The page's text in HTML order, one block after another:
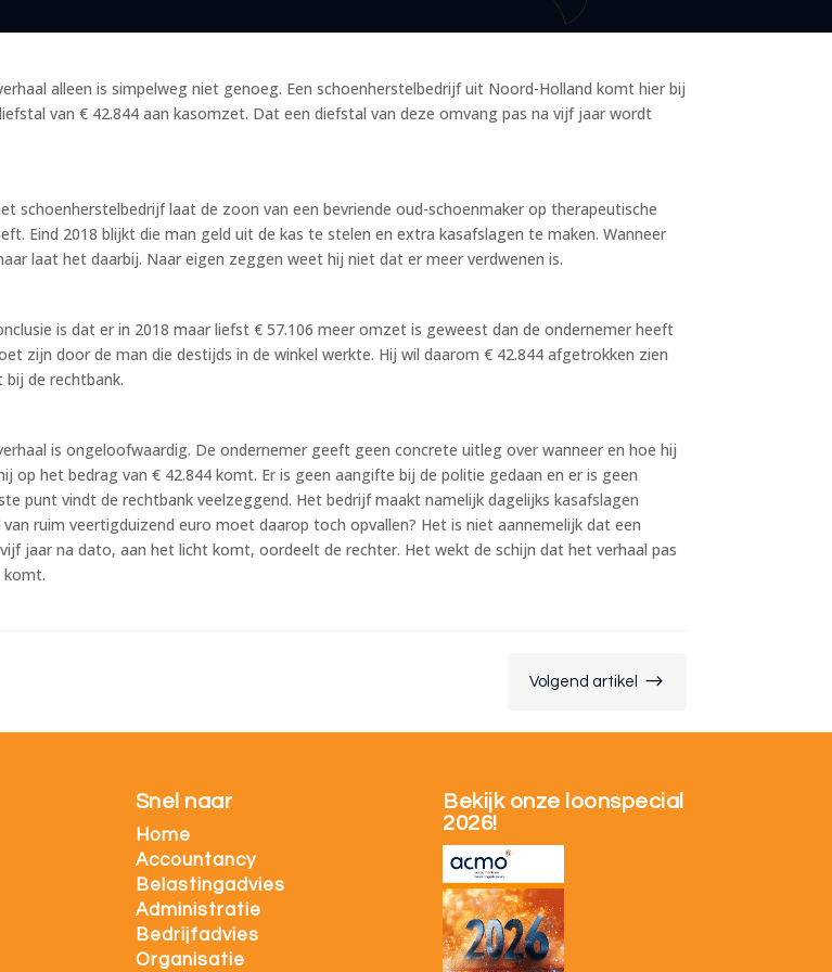
alleen is simpelweg niet genoeg. Een schoenherstelbedrijf uit Noord-Holland komt hier bij
van € 42.844 aan kasomzet. Dat een diefstal van deze omvang pas na vijf jaar wordt
schoenherstelbedrijf laat de zoon van een bevriende oud-schoenmaker op therapeutische
Eind 2018 blijkt die man geld uit de kas te stelen en extra kasafslagen te maken. Wanneer
laat het daarbij. Naar eigen zeggen weet hij niet dat er meer verdwenen is.
is dat er in 2018 maar liefst € 57.106 meer omzet is geweest dan de ondernemer heeft
zijn door de man die destijds in de winkel werkte. Hij wil daarom € 42.844 afgetrokken zien
de rechtbank.
is ongeloofwaardig. De ondernemer geeft geen concrete uitleg over wanneer en hoe hij
het bedrag van € 42.844 komt. Er is geen aangifte bij de politie gedaan en er is geen
punt vindt de rechtbank veelzeggend. Het bedrijf maakt namelijk dagelijks kasafslagen
ruim veertigduizend euro moet daarop toch opvallen? Het is niet aannemelijk dat een
jaar na dato, aan het licht komt, oordeelt de rechter. Het wekt de schijn dat het verhaal pas
komt.
Volgend artikel $
Snel naar
Home
Accountancy
Belastingadvies
Administratie
Bedrijfadvies
Organisatie
Bekijk onze loonspecial
2026!